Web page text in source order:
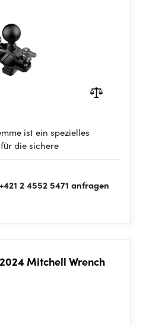
ist ein spezielles
die sichere
2 4552 5471 anfragen
Mitchell Wrench